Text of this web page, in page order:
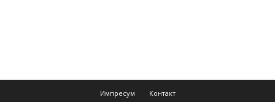
Импресум Контакт